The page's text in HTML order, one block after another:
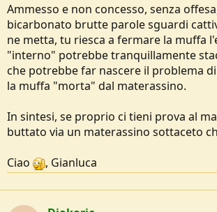
Ammesso e non concesso, senza
bicarbonato brutte parole sguardi
ne metta, tu riesca a fermare la muffa
"interno" potrebbe tranquillamente
che potrebbe far nascere il problema
la muffa "morta" dal materassino.
In sintesi, se proprio ci tieni prova al
buttato via un materassino sottaceto
Ciao
, Gianluca